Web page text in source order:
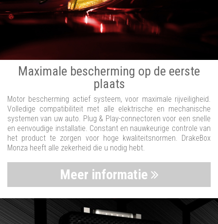
Maximale bescherming op de eerste
plaats
Motor bescherming actief systeem, voor maximale rijveiligheid.
Volledige compatibiliteit met alle elektrische en mechanische
systemen van uw auto. Plug & Play-connectoren voor een snelle
en eenvoudige installatie. Constant en nauwkeurige controle van
het product te zorgen voor hoge kwaliteitsnormen. DrakeBox
Monza heeft alle zekerheid die u nodig hebt.
Meer informatie